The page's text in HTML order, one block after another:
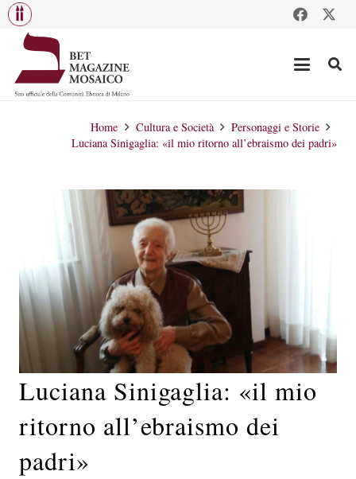
Home Cultura e Società
Personaggi e Storie
Luciana Sinigaglia: «il mio ritorno all’ebraismo dei padri»
Luciana Sinigaglia: «il mio
ritorno all’ebraismo dei
padri»